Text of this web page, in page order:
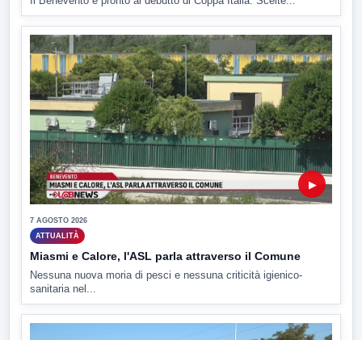
▶
7 AGOSTO 2026
ATTUALITÀ
Miasmi e Calore, l'ASL parla attraverso il Comune
Nessuna nuova moria di pesci e nessuna criticità igienico-
sanitaria nel...